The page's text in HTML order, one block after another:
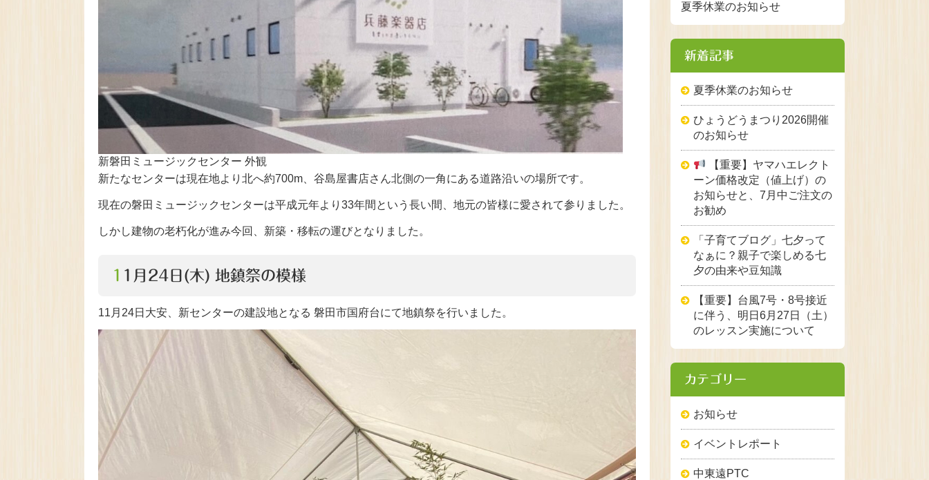
新磐田ミュージックセンター 外観
新たなセンターは現在地より北へ約700m、谷島屋書店さん北側の一角にある道路沿いの場所です。
現在の磐田ミュージックセンターは平成元年より33年間という長い間、地元の皆様に愛されて参りました。
しかし建物の老朽化が進み今回、新築・移転の運びとなりました。
11月24日(木) 地鎮祭の模様
11月24日大安、新センターの建設地となる 磐田市国府台にて地鎮祭を行いました。
夏季休業のお知らせ
新着記事
夏季休業のお知らせ
ひょうどうまつり2026開催
のお知らせ
【重要】ヤマハエレクト
ーン価格改定（値上げ）の
お知らせと、7月中ご注文の
お勧め
「子育てブログ」七夕って
なぁに？親子で楽しめる七
夕の由来や豆知識
【重要】台風7号・8号接近
に伴う、明日6月27日（土）
のレッスン実施について
カテゴリー
お知らせ
イベントレポート
中東遠PTC